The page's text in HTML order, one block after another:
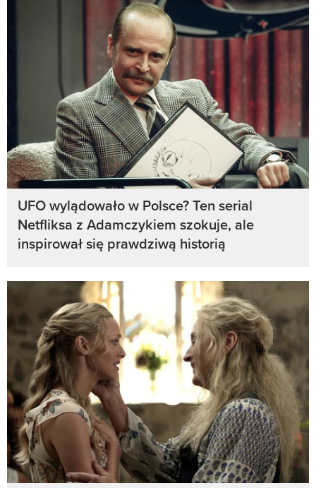
UFO wylądowało w Polsce? Ten serial
Netfliksa z Adamczykiem szokuje, ale
inspirował się prawdziwą historią